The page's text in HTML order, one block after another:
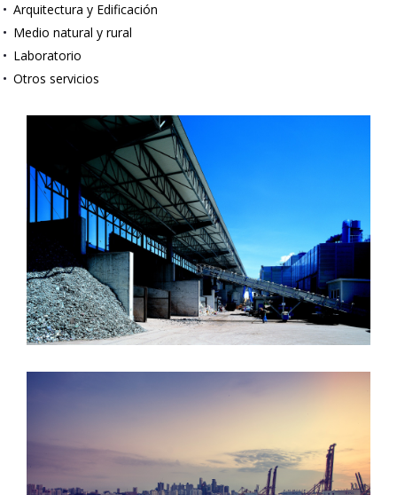
Arquitectura y Edificación
Medio natural y rural
Laboratorio
Otros servicios